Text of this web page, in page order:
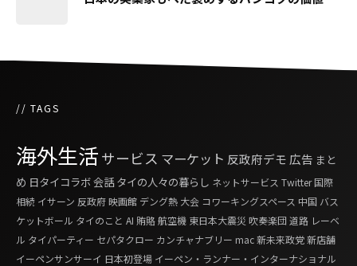
// TAGS
海外生活 サービス マーケット 反政府デモ 広告 まと
め 日タイコラボ会話 タイの人々の暮らし ネットサービス Twitter 国際
相続 イサーン 反政府映画館 デング熱 大会 コワーキングスペース 中国 バス
ケットボール タイのこと AI 賄賂航空機 東日本大震災 吹奏楽団道路 レーベ
ル タイパーティー セパタクロー カンチャナブリー mac新未来政党新店舗
イーペンサンサーイ 日本初登場 イーペン・ランナー・インターナショナル